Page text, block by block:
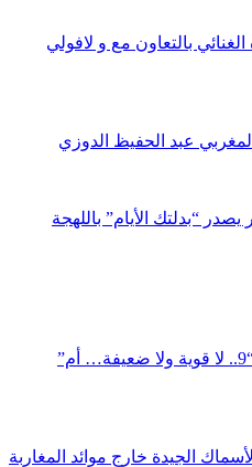
بالتعاون مع و لافولي
عبد الحفيظ الدوزي
“بدلتك الأيام” باللهجة
الدار البيضاء تحتفي بكتاب “9.. لا قوية ولا ضعيفة… أم”
الجيدة خارج موائد المغاربة